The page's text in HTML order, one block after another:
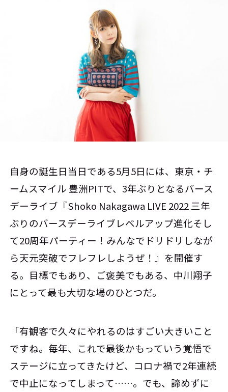
自身の誕生日当日である5月5日には、東京・チ
ームスマイル 豊洲PITで、3年ぶりとなるバース
デーライブ『Shoko Nakagawa LIVE 2022 三年
ぶりのバースデーライブレベルアップ進化そし
て20周年パーティー！みんなでドリドリしなが
ら天元突破でフレフレしようぜ！』を開催す
る。目標でもあり、ご褒美でもある、中川翔子
にとって最も大切な場のひとつだ。
「有観客で久々にやれるのはすごい大きいこと
ですね。毎年、これで最後かもっていう覚悟で
ステージに立ってきたけど、コロナ禍で2年連続
で中止になってしまって……。でも、諦めずに